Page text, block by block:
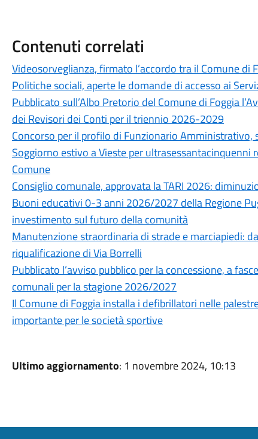
Contenuti correlati
Videosorveglianza, firmato l’accordo tra il Comune di
Politiche sociali, aperte le domande di accesso ai
Pubblicato sull’Albo Pretorio del Comune di Foggia
dei Revisori dei Conti per il triennio 2026-2029
Concorso per il profilo di Funzionario
Soggiorno estivo a Vieste per ultrasessantacinquenni
Comune
Consiglio comunale, approvata la TARI 2026:
Buoni educativi 0-3 anni 2026/2027 della Regione
investimento sul futuro della comunità
Manutenzione straordinaria di strade e marciapiedi:
riqualificazione di Via Borrelli
Pubblicato l’avviso pubblico per la concessione, a
comunali per la stagione 2026/2027
Il Comune di Foggia installa i defibrillatori nelle
importante per le società sportive
Ultimo aggiornamento: 1 novembre 2024, 10:13